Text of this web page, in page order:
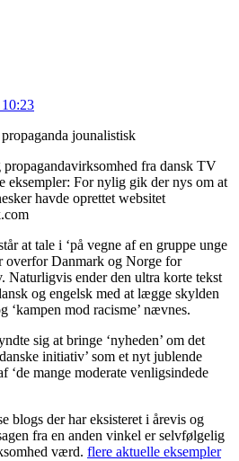
jounalistisk
fra dansk TV
eksempler: For nylig gik der nys om at
havde oprettet websitet
at tale i ‘på vegne af en gruppe unge
overfor Danmark og Norge for
Naturligvis ender den ultra korte tekst
og engelsk med at lægge skylden
‘kampen mod racisme’ nævnes.
sig at bringe ‘nyheden’ om det
initiativ’ som et nyt jublende
‘de mange moderate venligsindede
blogs der har eksisteret i årevis og
fra en anden vinkel er selvfølgelig
værd. flere aktuelle eksempler